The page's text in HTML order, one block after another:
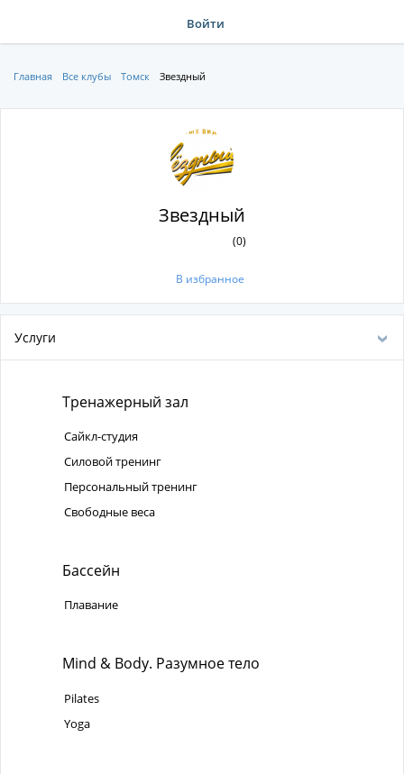
Войти
Главная Все клубы Томск Звездный
Звездный
(0)
В избранное
Услуги
Тренажерный зал
Сайкл-студия
Силовой тренинг
Персональный тренинг
Свободные веса
Бассейн
Плавание
Mind & Body. Разумное тело
Pilates
Yoga